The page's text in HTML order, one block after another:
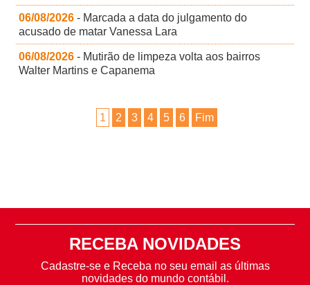
06/08/2026 - Marcada a data do julgamento do
acusado de matar Vanessa Lara
06/08/2026 - Mutirão de limpeza volta aos bairros
Walter Martins e Capanema
1 2 3 4 5 6 Fim
RECEBA NOVIDADES
Cadastre-se e Receba no seu email as últimas
novidades do mundo contábil.